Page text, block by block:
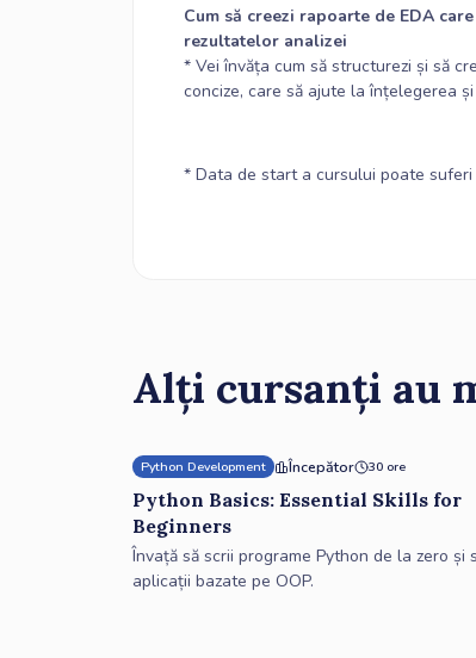
Cum să creezi rapoarte de EDA
rezultatelor analizei
* Vei învăța cum să structurezi și să
concize, care să ajute la înțelegerea
* Data de start a cursului poate
Alți cursanți au
Python Development Începător 30 ore
Python Basics: Essential Skills for
Beginners
Învață să scrii programe Python de la zero și
aplicații bazate pe OOP.